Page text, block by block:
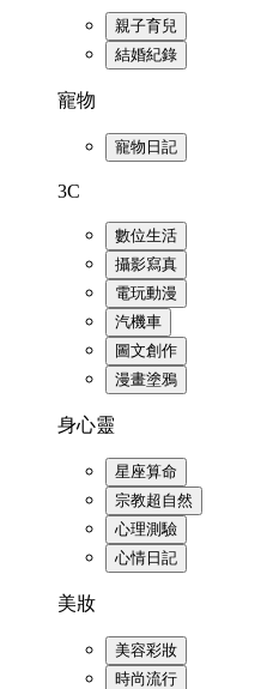
親子育兒
結婚紀錄
寵物
寵物日記
3C
數位生活
攝影寫真
電玩動漫
汽機車
圖文創作
漫畫塗鴉
身心靈
星座算命
宗教超自然
心理測驗
心情日記
美妝
美容彩妝
時尚流行